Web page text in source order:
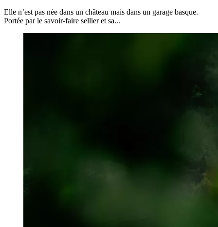
Elle n’est pas née dans un château mais dans un garage basque.
Portée par le savoir-faire sellier et sa...